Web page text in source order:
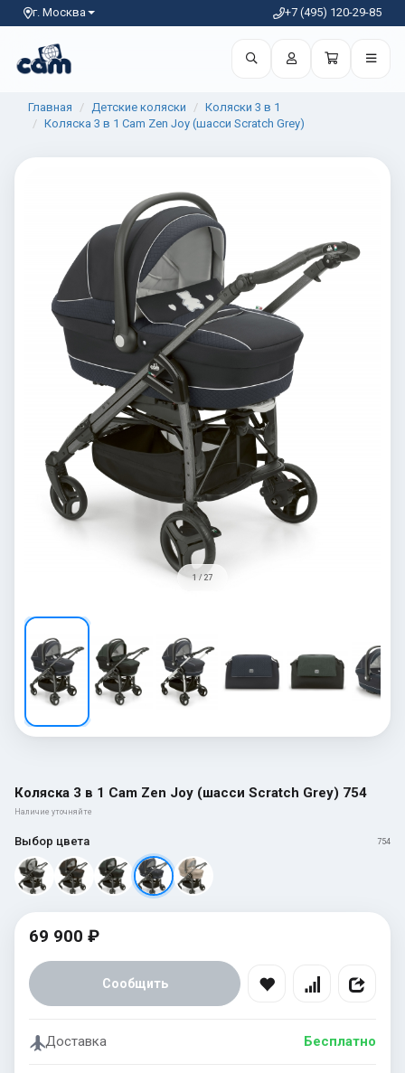
г. Москва +7 (495) 120-29-85
Главная Детские коляски
Коляски 3 в 1
Коляска 3 в 1 Cam Zen Joy (шасси Scratch Grey)
1 / 27
Коляска 3 в 1 Cam Zen Joy (шасси Scratch Grey) 754
Наличие уточняйте
Выбор цвета 754
69 900 ₽
Сообщить
Доставка Бесплатно